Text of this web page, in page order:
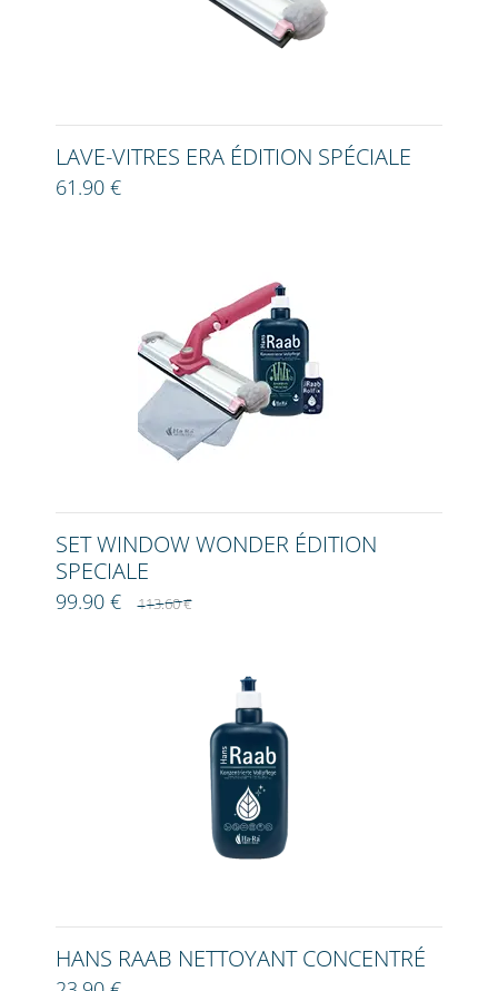
LAVE-VITRES ERA ÉDITION SPÉCIALE
61.90 €
SET WINDOW WONDER ÉDITION
SPECIALE
99.90 €113.60 €
HANS RAAB NETTOYANT CONCENTRÉ